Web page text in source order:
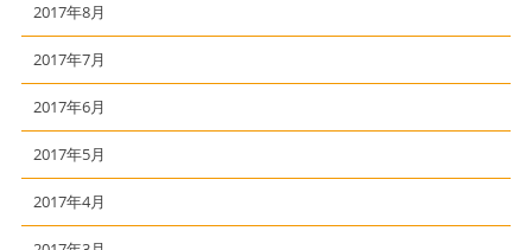
2017年8月
2017年7月
2017年6月
2017年5月
2017年4月